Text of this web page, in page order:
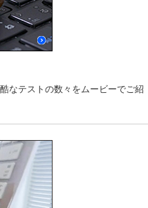
なテストの数々をムービーでご紹